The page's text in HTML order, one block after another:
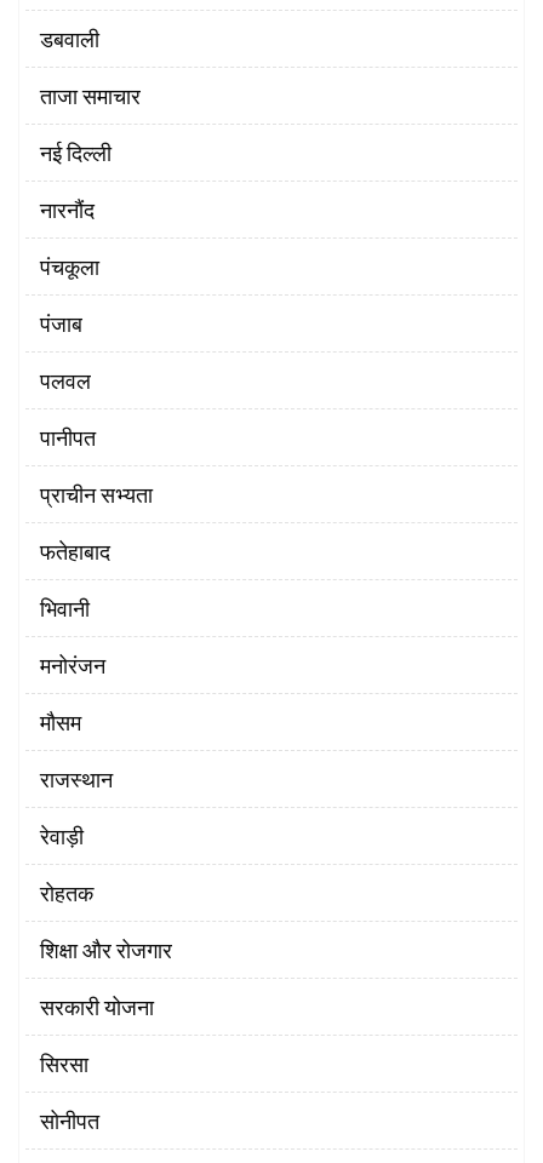
डबवाली
ताजा समाचार
नई दिल्ली
नारनौंद
पंचकूला
पंजाब
पलवल
पानीपत
प्राचीन सभ्यता
फतेहाबाद
भिवानी
मनोरंजन
मौसम
राजस्थान
रेवाड़ी
रोहतक
शिक्षा और रोजगार
सरकारी योजना
सिरसा
सोनीपत